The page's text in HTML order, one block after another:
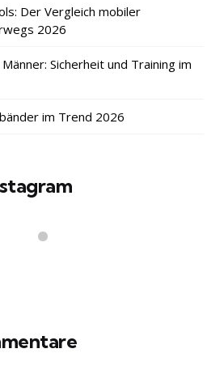
Der Vergleich mobiler
2026
Sicherheit und Training im
im Trend 2026